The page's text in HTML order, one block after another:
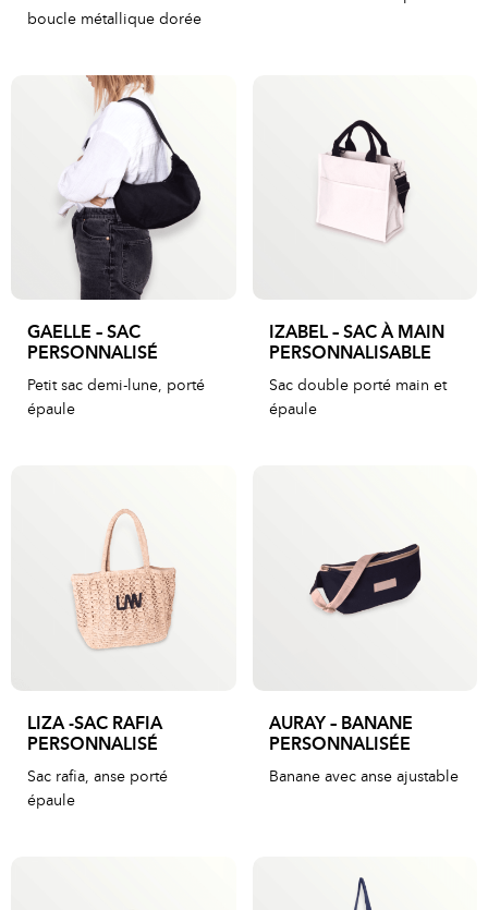
boucle métallique dorée
GAELLE – SAC
PERSONNALISÉ
Petit sac demi-lune, porté
épaule
IZABEL – SAC À MAIN
PERSONNALISABLE
Sac double porté main et
épaule
LIZA -SAC RAFIA
PERSONNALISÉ
Sac rafia, anse porté
épaule
AURAY – BANANE
PERSONNALISÉE
Banane avec anse ajustable